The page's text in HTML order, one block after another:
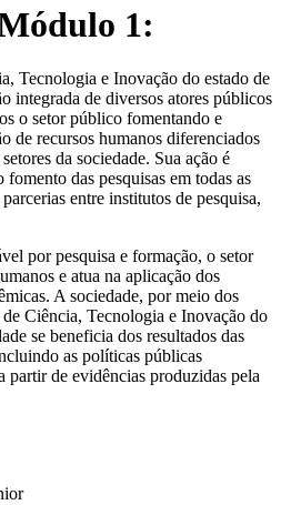
1:
Tecnologia e Inovação do estado de
integrada de diversos atores públicos
o setor público fomentando e
de recursos humanos diferenciados
da sociedade. Sua ação é
fomento das pesquisas em todas as
entre institutos de pesquisa,
por pesquisa e formação, o setor
e atua na aplicação dos
A sociedade, por meio dos
Ciência, Tecnologia e Inovação do
se beneficia dos resultados das
as políticas públicas
partir de evidências produzidas pela